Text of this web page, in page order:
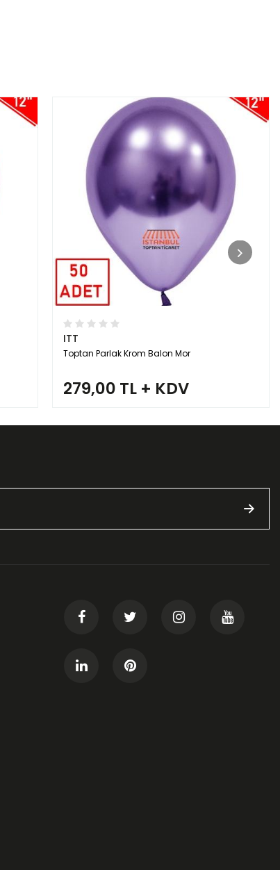
ITT
Toptan Parlak Krom Balon Mor
279,00 TL + KDV